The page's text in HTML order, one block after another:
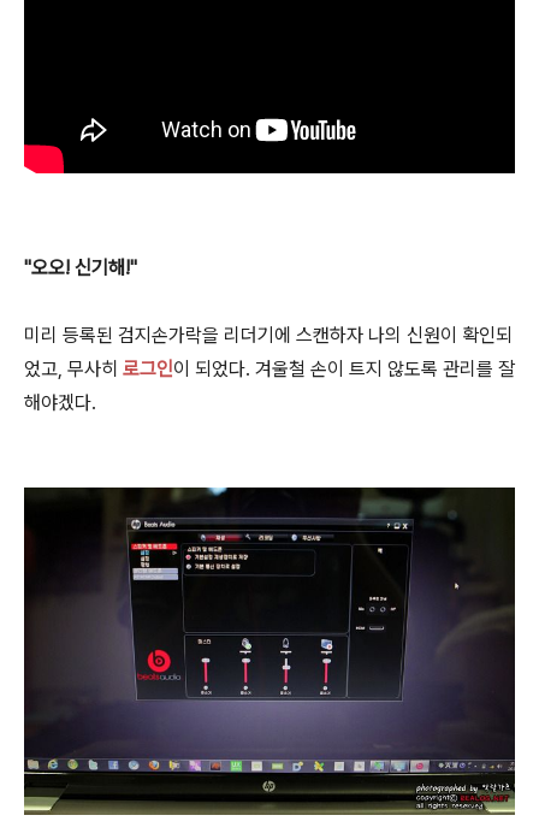
"오오! 신기해!"
미리 등록된 검지손가락을 리더기에 스캔하자 나의 신원이 확인되
었고, 무사히 로그인이 되었다. 겨울철 손이 트지 않도록 관리를 잘
해야겠다.